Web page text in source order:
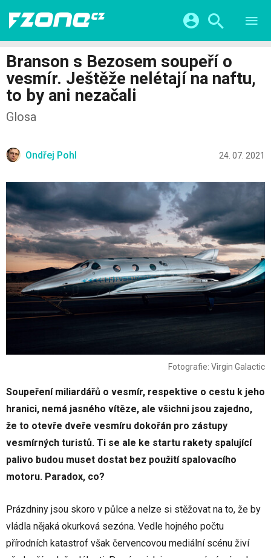
VIDEA
SERIÁLY
CHYTRÁ MĚSTA
ŽIVOT BUDOUCNOSTI
HRY A ZÁBAVA
FINTECH
Facebook Google
Branson s Bezosem soupeří o
vesmír. Ještěže nelétají na naftu,
to by ani nezačali
Glosa
Ondřej Pohl 24. 07. 2021
Fotografie: Virgin Galactic
Soupeření miliardářů o vesmír, respektive o cestu k jeho
hranici, nemá jasného vítěze, ale všichni jsou zajedno,
že to otevře dveře vesmíru dokořán pro zástupy
vesmírných turistů. Ti se ale ke startu rakety spalující
palivo budou muset dostat bez použití spalovacího
motoru. Paradox, co?
Prázdniny jsou skoro v půlce a nelze si stěžovat na to, že by
vládla nějaká okurková sezóna. Vedle hojného počtu
přírodních katastrof však červencovou mediální scénu živí